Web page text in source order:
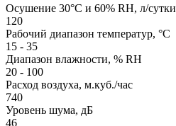
Осушение 30°C и 60% RH, л/сутки
120
Рабочий диапазон температур, °C
15 - 35
Диапазон влажности, % RH
20 - 100
Расход воздуха, м.куб./час
740
Уровень шума, дБ
46